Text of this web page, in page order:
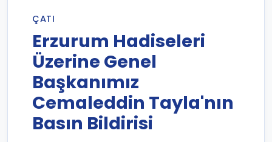
ÇATI
Erzurum Hadiseleri
Üzerine Genel
Başkanımız
Cemaleddin Tayla'nın
Basın Bildirisi